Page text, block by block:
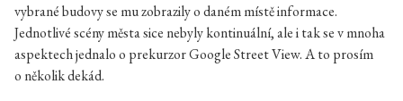
vybrané budovy se mu zobrazily o daném místě informace.
Jednotlivé scény města sice nebyly kontinuální, ale i tak se v mnoha
aspektech jednalo o prekurzor Google Street View. A to prosím
o několik dekád.